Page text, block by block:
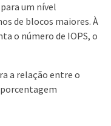
um nível
de blocos maiores. À
o número de IOPS, o
a relação entre o